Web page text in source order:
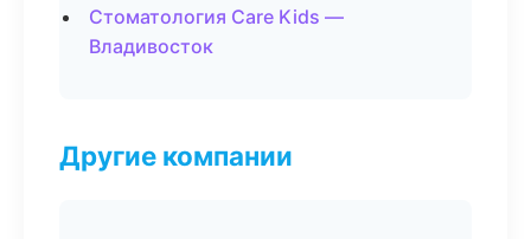
Стоматология Care Kids —
Владивосток
Другие компании